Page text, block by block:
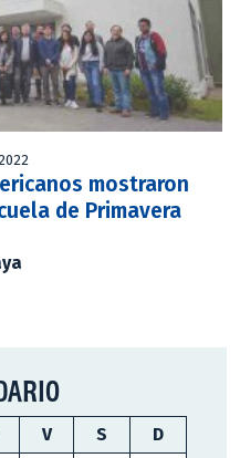
mostraron
de Primavera
V S
D